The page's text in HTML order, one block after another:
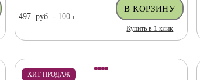
497 руб. - 100 г
Купить в 1 клик
ХИТ ПРОДАЖ